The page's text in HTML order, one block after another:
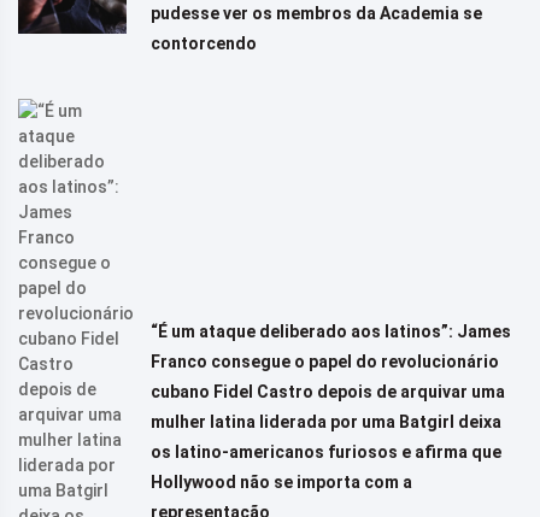
pudesse ver os membros da Academia se
contorcendo
“É um ataque deliberado aos latinos”: James
Franco consegue o papel do revolucionário
cubano Fidel Castro depois de arquivar uma
mulher latina liderada por uma Batgirl deixa
os latino-americanos furiosos e afirma que
Hollywood não se importa com a
representação